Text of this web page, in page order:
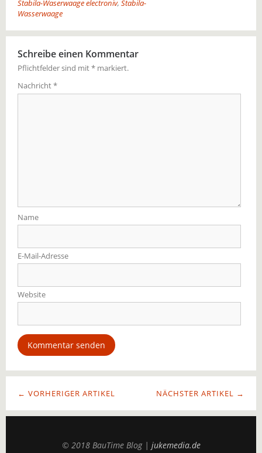
Stabila-Waserwaage electroniv, Stabila-
Wasserwaage
Schreibe einen Kommentar
Pflichtfelder sind mit* markiert.
Nachricht*
Name
E-Mail-Adresse
Website
NÄCHSTER ARTIKEL →
← VORHERIGER ARTIKEL
© 2018 BauTime Blog | jukemedia.de